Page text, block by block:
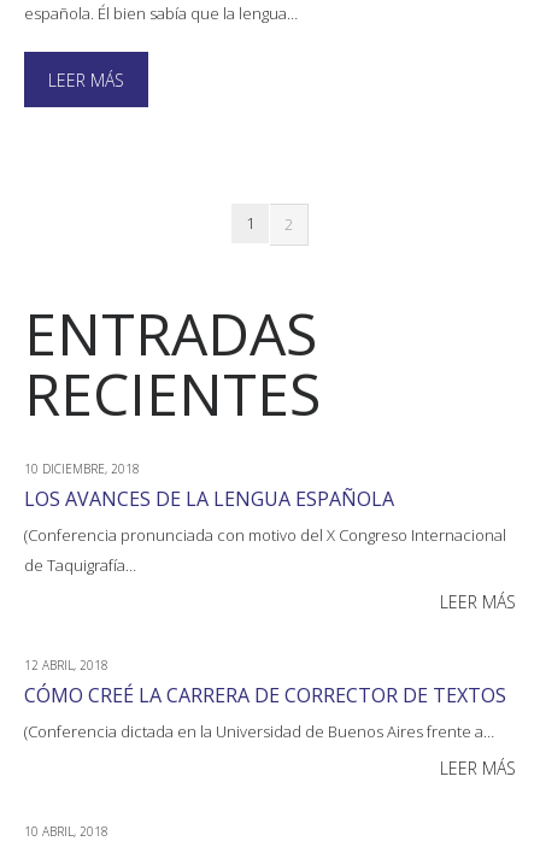
española. Él bien sabía que la lengua…
LEER MÁS
1 2
ENTRADAS
RECIENTES
10 DICIEMBRE, 2018
LOS AVANCES DE LA LENGUA ESPAÑOLA
(Conferencia pronunciada con motivo del X Congreso Internacional
de Taquigrafía…
LEER MÁS
12 ABRIL, 2018
CÓMO CREÉ LA CARRERA DE CORRECTOR DE TEXTOS
(Conferencia dictada en la Universidad de Buenos Aires frente a…
LEER MÁS
10 ABRIL, 2018